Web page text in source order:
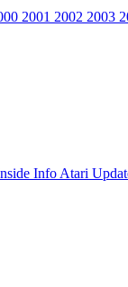
2001 2002 2003
Info Atari